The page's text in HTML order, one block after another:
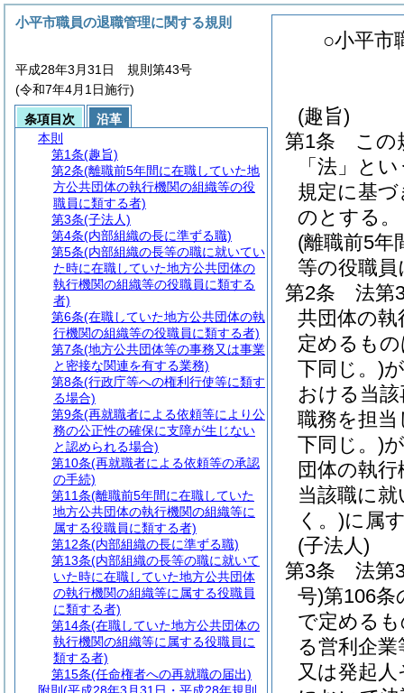
○小平市
(趣旨)
第1条
この
「法」と
規定に基
のとする。
(離職前5年
等の役職
第2条
法第
共団体の
定めるも
下同じ。)
おける当
職務を担
下同じ。)
団体の執
当該職に
く。)に属
(子法人)
第3条
法第
号)第106条
で定める
る営利企
又は発起
小平市職員の退職管理に関する規則
平成28年3月31日 規則第43号
(令和7年4月1日施行)
条項目次
沿革
本則
第1条(趣旨)
第2条(離職前5年間に在職していた地
方公共団体の執行機関の組織等の役
職員に類する者)
第3条(子法人)
第4条(内部組織の長に準ずる職)
第5条(内部組織の長等の職に就いてい
た時に在職していた地方公共団体の
執行機関の組織等の役職員に類する
者)
第6条(在職していた地方公共団体の執
行機関の組織等の役職員に類する者)
第7条(地方公共団体等の事務又は事業
と密接な関連を有する業務)
第8条(行政庁等への権利行使等に類す
る場合)
第9条(再就職者による依頼等により公
務の公正性の確保に支障が生じない
と認められる場合)
第10条(再就職者による依頼等の承認
の手続)
第11条(離職前5年間に在職していた
地方公共団体の執行機関の組織等に
属する役職員に類する者)
第12条(内部組織の長に準ずる職)
第13条(内部組織の長等の職に就いて
いた時に在職していた地方公共団体
の執行機関の組織等に属する役職員
に類する者)
第14条(在職していた地方公共団体の
執行機関の組織等に属する役職員に
類する者)
第15条(任命権者への再就職の届出)